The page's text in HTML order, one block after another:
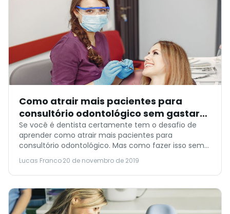
Como atrair mais pacientes para
consultório odontológico sem gastar
quase nada
Se você é dentista certamente tem o desafio de
aprender como atrair mais pacientes para
consultório odontológico. Mas como fazer isso sem
gastar muito? É simples. Fomente comportamentos
espontâneos dos pacientes. Abaixo você encontra
algumas dicas de marketing e vendas que você
pode implantar no seu consultório hoje mesmo:
Incentive a divulgação no Instagram Se […]
Lucas Franco·20 de novembro de 2019